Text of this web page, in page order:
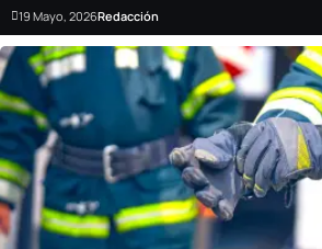
19 Mayo, 2026Redacción